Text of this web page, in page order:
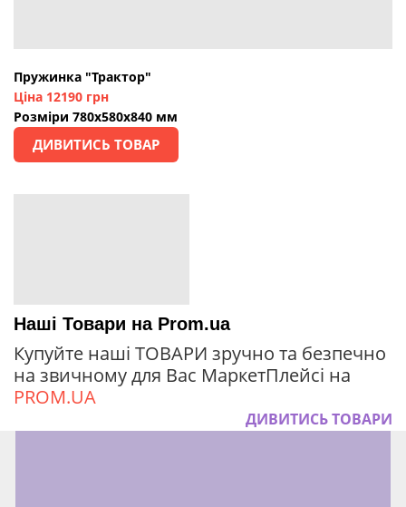
Пружинка "Трактор"
Ціна 12190 грн
Розміри 780х580х840 мм
ДИВИТИСЬ ТОВАР
Наші Товари на Prom.ua
Купуйте наші ТОВАРИ зручно та безпечно
на звичному для Вас МаркетПлейсі на
PROM.UA
ДИВИТИСЬ ТОВАРИ